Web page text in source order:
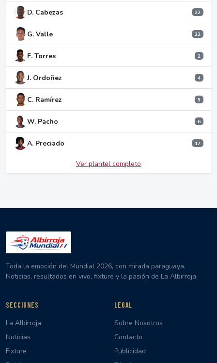
D. Cabezas 22
G. Valle 22
F. Torres 2
J. Ordoñez 4
C. Ramírez 5
W. Pacho 6
A. Preciado 17
Ver plantel completo
Toda la emoción del Mundial 2026, con mirada paraguaya.
Noticias, resultados en vivo, fixture y la pasión de La Albirroja.
SECCIONES
La Albirroja
Noticias
Fixture
LEGAL
Sobre Nosotros
Contacto
Publicidad